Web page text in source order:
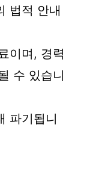
법적 안내
이며, 경력
수 있습니
파기됩니